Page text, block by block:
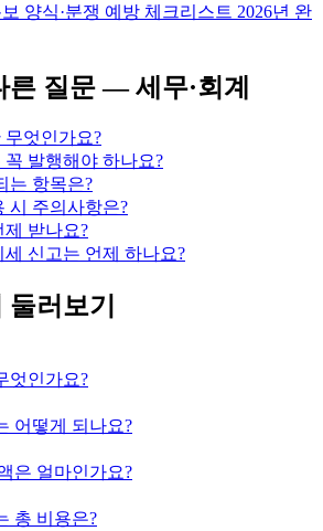
양식·분쟁 예방 체크리스트 2026년 완
른 질문 —세무·회계
엇인가요?
발행해야 하나요?
는 항목은?
시 주의사항은?
받나요?
신고는 언제 하나요?
러보기
엇인가요?
어떻게 되나요?
은 얼마인가요?
총 비용은?